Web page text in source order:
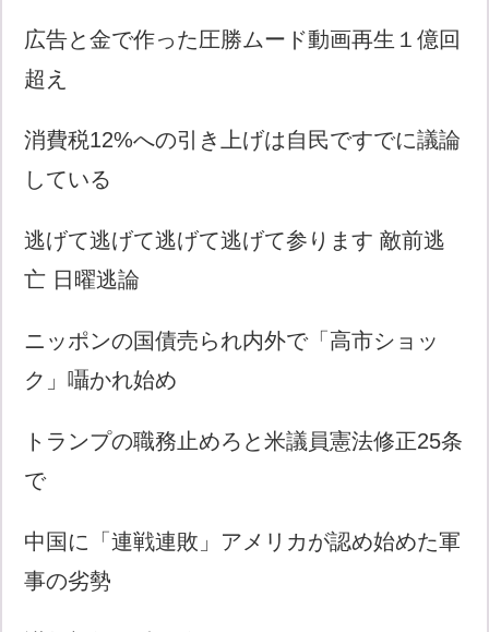
広告と金で作った圧勝ムード動画再生１億回
超え
消費税12%への引き上げは自民ですでに議論
している
逃げて逃げて逃げて逃げて参ります 敵前逃
亡 日曜逃論
ニッポンの国債売られ内外で「高市ショッ
ク」囁かれ始め
トランプの職務止めろと米議員憲法修正25条
で
中国に「連戦連敗」アメリカが認め始めた軍
事の劣勢